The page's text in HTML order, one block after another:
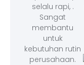
selalu rapi, .
Sangat
membantu
untuk
kebutuhan rutin
perusahaan.